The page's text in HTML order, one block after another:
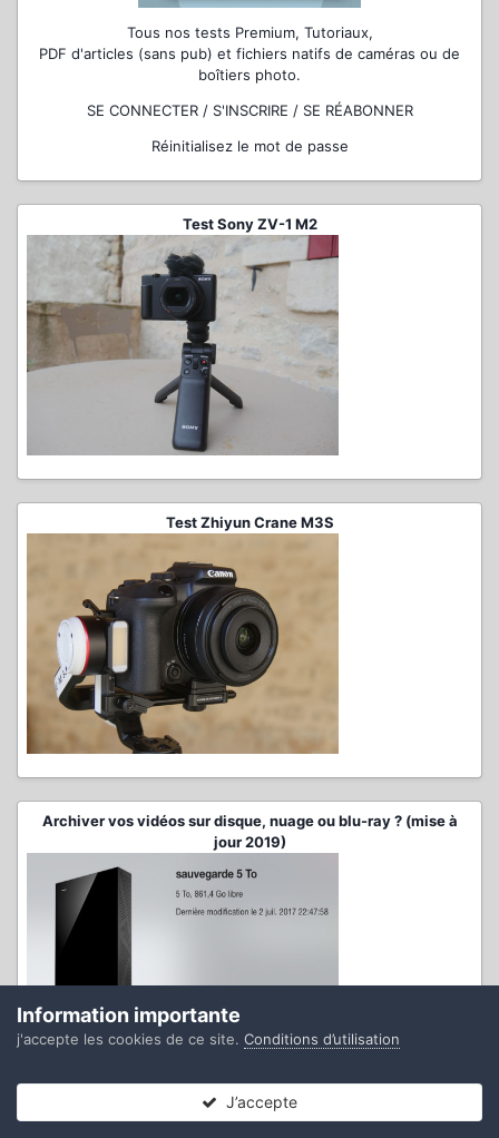
Tous nos tests Premium, Tutoriaux,
PDF d'articles (sans pub) et fichiers natifs de caméras ou de
boîtiers photo.
SE CONNECTER / S'INSCRIRE / SE RÉABONNER
Réinitialisez le mot de passe
Test Sony ZV-1 M2
Test Zhiyun Crane M3S
Archiver vos vidéos sur disque, nuage ou blu-ray ? (mise à
jour 2019)
Test micro Rode Wireless Go II
Information importante
j'accepte les cookies de ce site. Conditions d’utilisation
J’accepte